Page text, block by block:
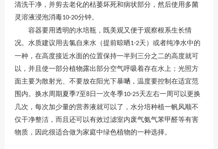
清洗干净，并剪去老化的枯萎坏死和病状部分，然后使用多菌
灵溶液浸泡消毒10-20分钟。
容器要用透明的水培瓶，既美观又便于观察根系生长情
况。水质建议用去氯自来水（提前晾晒1-2天）或者纯净水中的
一种，在高度接近水面的位置保持一半到三分之二的高度就可
以，并且使一部分植物露出部分空气呼吸着存在水上；光照方
面主要为散射光、不要放在阳光下暴嗮，温度要控制在适宜范
围内。换水周期夏季7至8 日一次冬季10-25天左右一周可以更换
几次，每次加少量的营养液就可以了，水分培种植一帆风顺不
仅干净整洁，而且还可以有效过滤室内废气氨气苯甲醛等有害
物质，因此很适合做为家庭中绿色植物的一种选择。